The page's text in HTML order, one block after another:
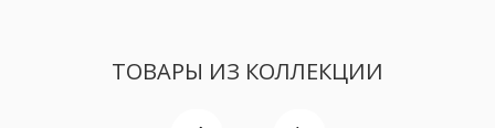
ТОВАРЫ ИЗ КОЛЛЕКЦИИ